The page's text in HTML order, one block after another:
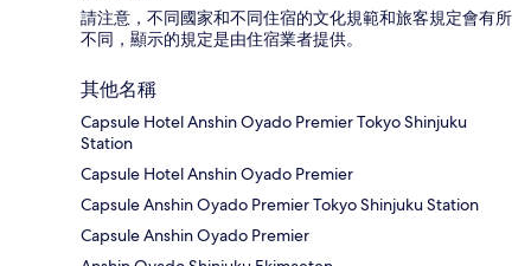
請注意，不同國家和不同住宿的文化規範和旅客規定會有所
不同，顯示的規定是由住宿業者提供。
其他名稱
Capsule Hotel Anshin Oyado Premier Tokyo Shinjuku
Station
Capsule Hotel Anshin Oyado Premier
Capsule Anshin Oyado Premier Tokyo Shinjuku Station
Capsule Anshin Oyado Premier